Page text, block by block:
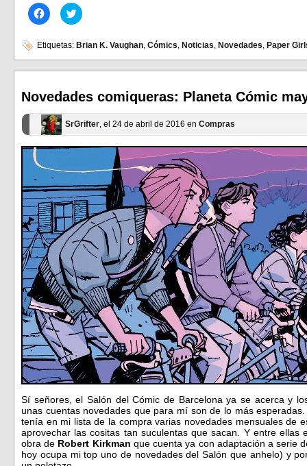
Haz
clic
en
Facebook
(Se
abre
ventana
nueva)
Haz
clic
en
(Se
abre
ventana
nueva)
Etiquetas: Brian K. Vaughan, Cómics, Noticias, Novedades, Paper
Novedades comiqueras: Planeta Cómic
SrGrifter, el 24 de abril de 2016 en Compras
Sí señores, el Salón del Cómic de Barcelona ya se acerca y
unas cuentas novedades que para mí son de lo más
tenía en mi lista de la compra varias novedades mensuales de
aprovechar las cositas tan suculentas que sacan. Y entre
obra de Robert Kirkman que cuenta ya con adaptación a serie
hoy ocupa mi top uno de novedades del Salón que anhelo) y